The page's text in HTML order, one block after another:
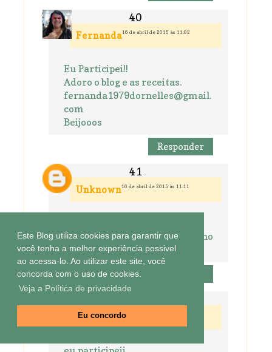
Este Blog utiliza cookies para garantir que
você tenha a melhor experiência possivel
ao acessa-lo. Ao utilizar este site, você
concorda com o uso de cookies.
Veja a Política de privacidade
Eu concordo
Fernanda16 de abril de 2015 às 11:02
Eu Participei!!
Adoro o blog e as receitas.
fernanda1979dornelles@gmail.
com
Beijooos
Responder
Unknown16 de abril de 2015 às 11:11
Beijokas estou curtindo o tacho
<3
Unknown 16 de abril de 2015 às 11:15